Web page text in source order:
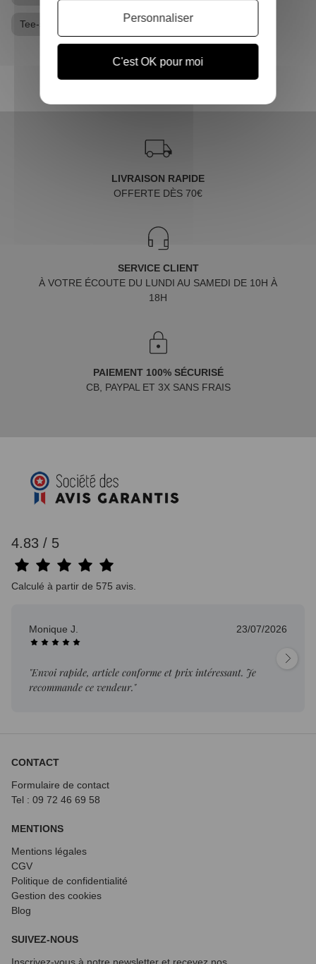
Tee-shirt Jurassic Park
LIVRAISON RAPIDE
OFFERTE DÈS 70€
SERVICE CLIENT
À VOTRE ÉCOUTE DU LUNDI AU SAMEDI DE 10H À
18H
PAIEMENT 100% SÉCURISÉ
CB, PAYPAL ET 3X SANS FRAIS
4.83 / 5
Calculé à partir de 575 avis.
Monique J. 23/07/2026
"Envoi rapide, article conforme et prix intéressant. Je
recommande ce vendeur."
CONTACT
Formulaire de contact
Tel : 09 72 46 69 58
MENTIONS
Mentions légales
CGV
Politique de confidentialité
Gestion des cookies
Blog
SUIVEZ-NOUS
C'est OK pour moi
Personnaliser